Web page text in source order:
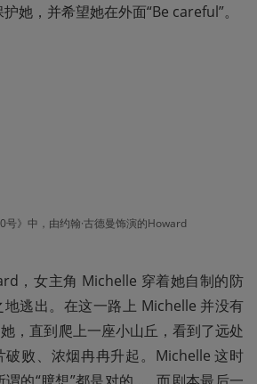
她，并希望她在外面“Be careful”。
号》中，由约翰·古德曼饰演的Howard
，女主角 Michelle 穿着她自制的防
逃出。在这一路上 Michelle 并没有
，直到爬上一座小山丘，看到了远处
破败、浓烟冉冉升起。Michelle 这时